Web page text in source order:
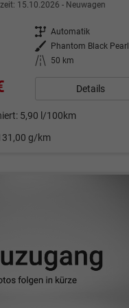
15.10.2026 Neuwagen
Getriebe Automatik
Außenfarbe
Phantom Black Pearl
Kilometerstand 50 km
Details
5,90 l/100km
g/km